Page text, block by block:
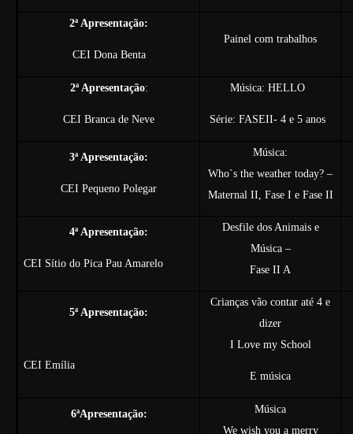
2ª Apresentação:
CEI Dona Benta
Painel com trabalhos
2ª Apresentação:
CEI Branca de Neve
Música: HELLO
Série: FASEII- 4 e 5 anos
3ª Apresentação:
CEI Pequeno Polegar
Música:
Who`s the weather today? –
Maternal II, Fase I e Fase II
4ª Apresentação:
CEI Sítio do Pica Pau Amarelo
Desfile dos Animais e
Música –
Fase II A
5ª Apresentação:
CEI Emília
Crianças vão contar até 4 e
dizer
I Love my School
E música
6ªApresentação:
Música
We wish you a merry